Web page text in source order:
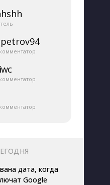
дата, когда
Google